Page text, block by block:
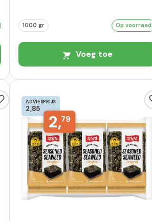
1000 gr Op voorraad
Voeg toe
ADVIESPRIJS
2,85
2,79